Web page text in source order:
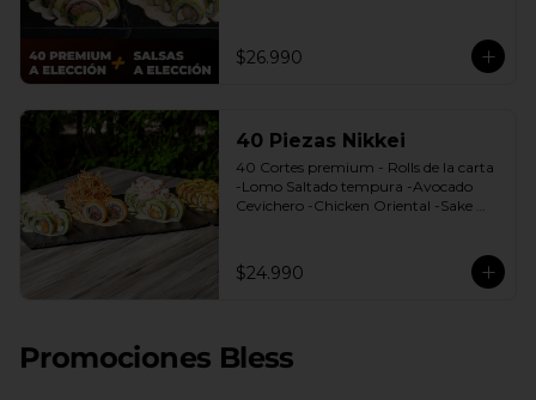
$26.990
40 Piezas Nikkei
40 Cortes premium - Rolls de la carta
-Lomo Saltado tempura -Avocado
Cevichero -Chicken Oriental -Sake
$24.990
Promociones Bless